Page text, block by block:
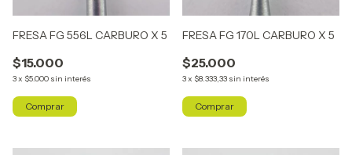
FRESA FG 556L CARBURO X 5
$15.000
3x $5.000 sin interés
FRESA FG 170L CARBURO X 5
$25.000
3x $8.333,33 sin interés